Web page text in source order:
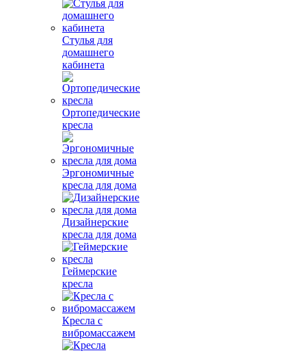
Стулья для
домашнего
кабинета
Ортопедические
кресла
Эргономичные
кресла для дома
Дизайнерские
кресла для дома
Геймерские
кресла
Кресла с
вибромассажем